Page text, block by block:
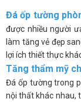
Đá ốp tường
được nhiều người
làm tăng vẻ đẹp
lợi ích thiết thực
Tăng thẩm mỹ
Đá ốp tường trong
nội thất khác nhau,